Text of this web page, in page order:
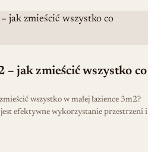
i funkcjonalność
– jak zmieścić wszystko co
wszystko w małej łazience 3m2?
efektywne wykorzystanie przestrzeni i
zmieścić wszystko co potrzebne